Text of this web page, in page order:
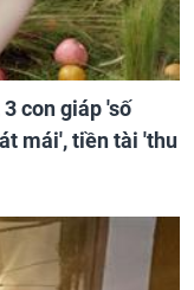
con giáp 'số
mái', tiền tài 'thu